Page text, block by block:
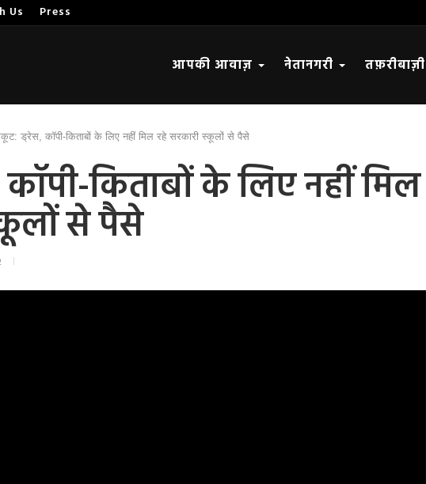
Us Press
आपकी आवाज़ नेतानगरी तफ़रीबाज़ी
ड्रेस, कॉपी-किताबों के लिए नहीं मिल रहे सरकारी स्कूलों से पैसे
कॉपी-किताबों के लिए नहीं मिल
से पैसे